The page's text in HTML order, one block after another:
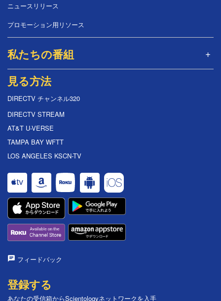
ニュースリリース
プロモーション用リソース
私たちの番組
見る方法
DIRECTV チャンネル320
DIRECTV STREAM
AT&T U-VERSE
TAMPA BAY WFTT
LOS ANGELES KSCN-TV
フィードバック
登録する
あなたの受信箱からScientologyネットワークを入手